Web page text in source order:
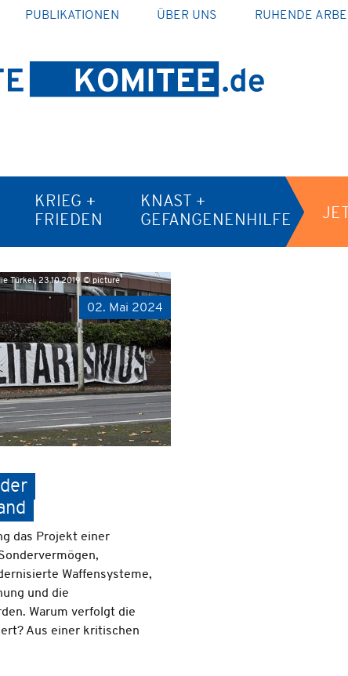
PUBLIKATIONEN ÜBER UNS RUHENDE
KRIEG +
FRIEDEN
KNAST +
GEFANGENENHILFE
02. Mai 2024
Türkei, 23.10.2019 © picture
das Projekt einer
Waffensysteme,
und die
Warum verfolgt die
Aus einer kritischen